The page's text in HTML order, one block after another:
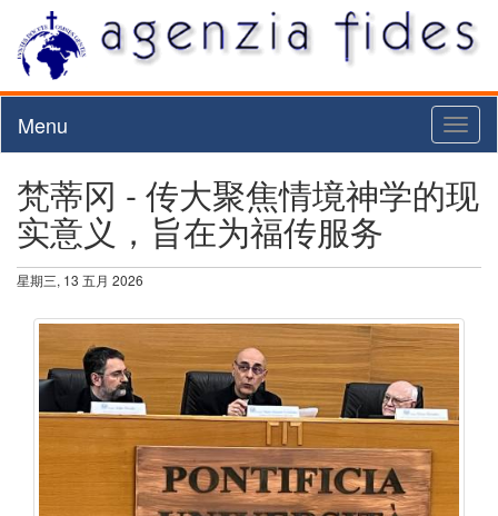
Menu
梵蒂冈 - 传大聚焦情境神学的现
实意义，旨在为福传服务
星期三, 13 五月 2026